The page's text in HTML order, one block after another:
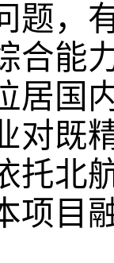
题，
合能
居国
对既
托北
项目